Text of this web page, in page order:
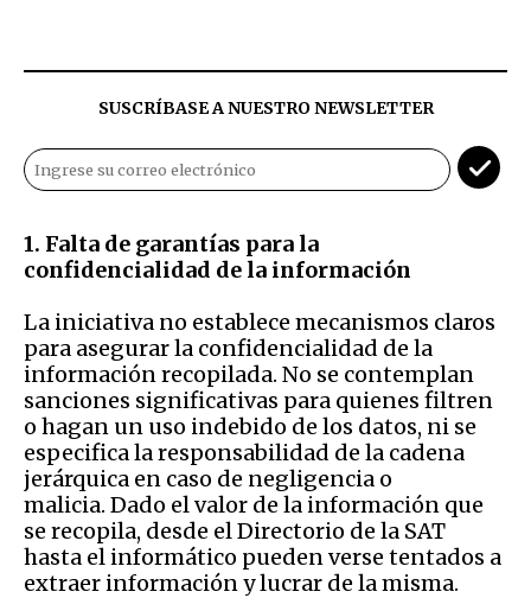
SUSCRÍBASE A NUESTRO NEWSLETTER
1. Falta de garantías para la
confidencialidad de la información
La iniciativa no establece mecanismos claros
para asegurar la confidencialidad de la
información recopilada. No se contemplan
sanciones significativas para quienes filtren
o hagan un uso indebido de los datos, ni se
especifica la responsabilidad de la cadena
jerárquica en caso de negligencia o
malicia. Dado el valor de la información que
se recopila, desde el Directorio de la SAT
hasta el informático pueden verse tentados a
extraer información y lucrar de la misma.